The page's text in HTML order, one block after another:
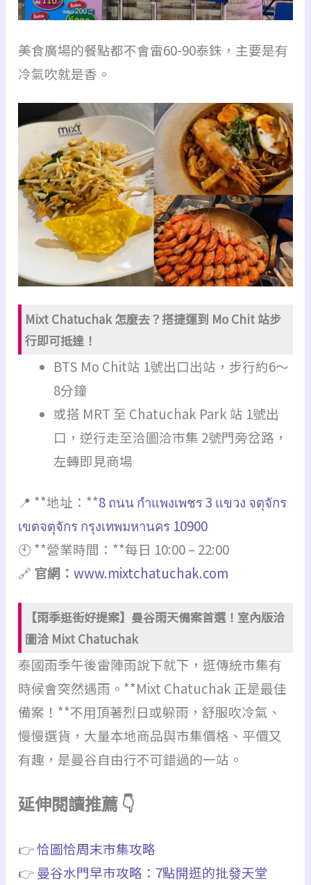
美食廣場的餐點都不會雷60-90泰銖，主要是有
冷氣吹就是香。
Mixt Chatuchak 怎麼去？搭捷運到 Mo Chit 站步
行即可抵達！
BTS Mo Chit站 1號出口出站，步行約6～
8分鐘
或搭 MRT 至 Chatuchak Park 站 1號出
口，逆行走至洽圖洽市集 2號門旁岔路，
左轉即見商場
📍 **地址：**8 ถนน กำแพงเพชร 3 แขวง จตุจักร
เขตจตุจักร กรุงเทพมหานคร 10900
🕙 **營業時間：**每日 10:00 – 22:00
🔗 官網：www.mixtchatuchak.com
【雨季逛街好提案】曼谷雨天備案首選！室內版洽
圖洽 Mixt Chatuchak
泰國雨季午後雷陣雨說下就下，逛傳統市集有
時候會突然遇雨。**Mixt Chatuchak 正是最佳
備案！**不用頂著烈日或躲雨，舒服吹冷氣、
慢慢選貨，大量本地商品與市集價格、平價又
有趣，是曼谷自由行不可錯過的一站。
延伸閱讀推薦 👇
👉恰圖恰周末市集攻略
👉曼谷水門早市攻略：7點開逛的批發天堂